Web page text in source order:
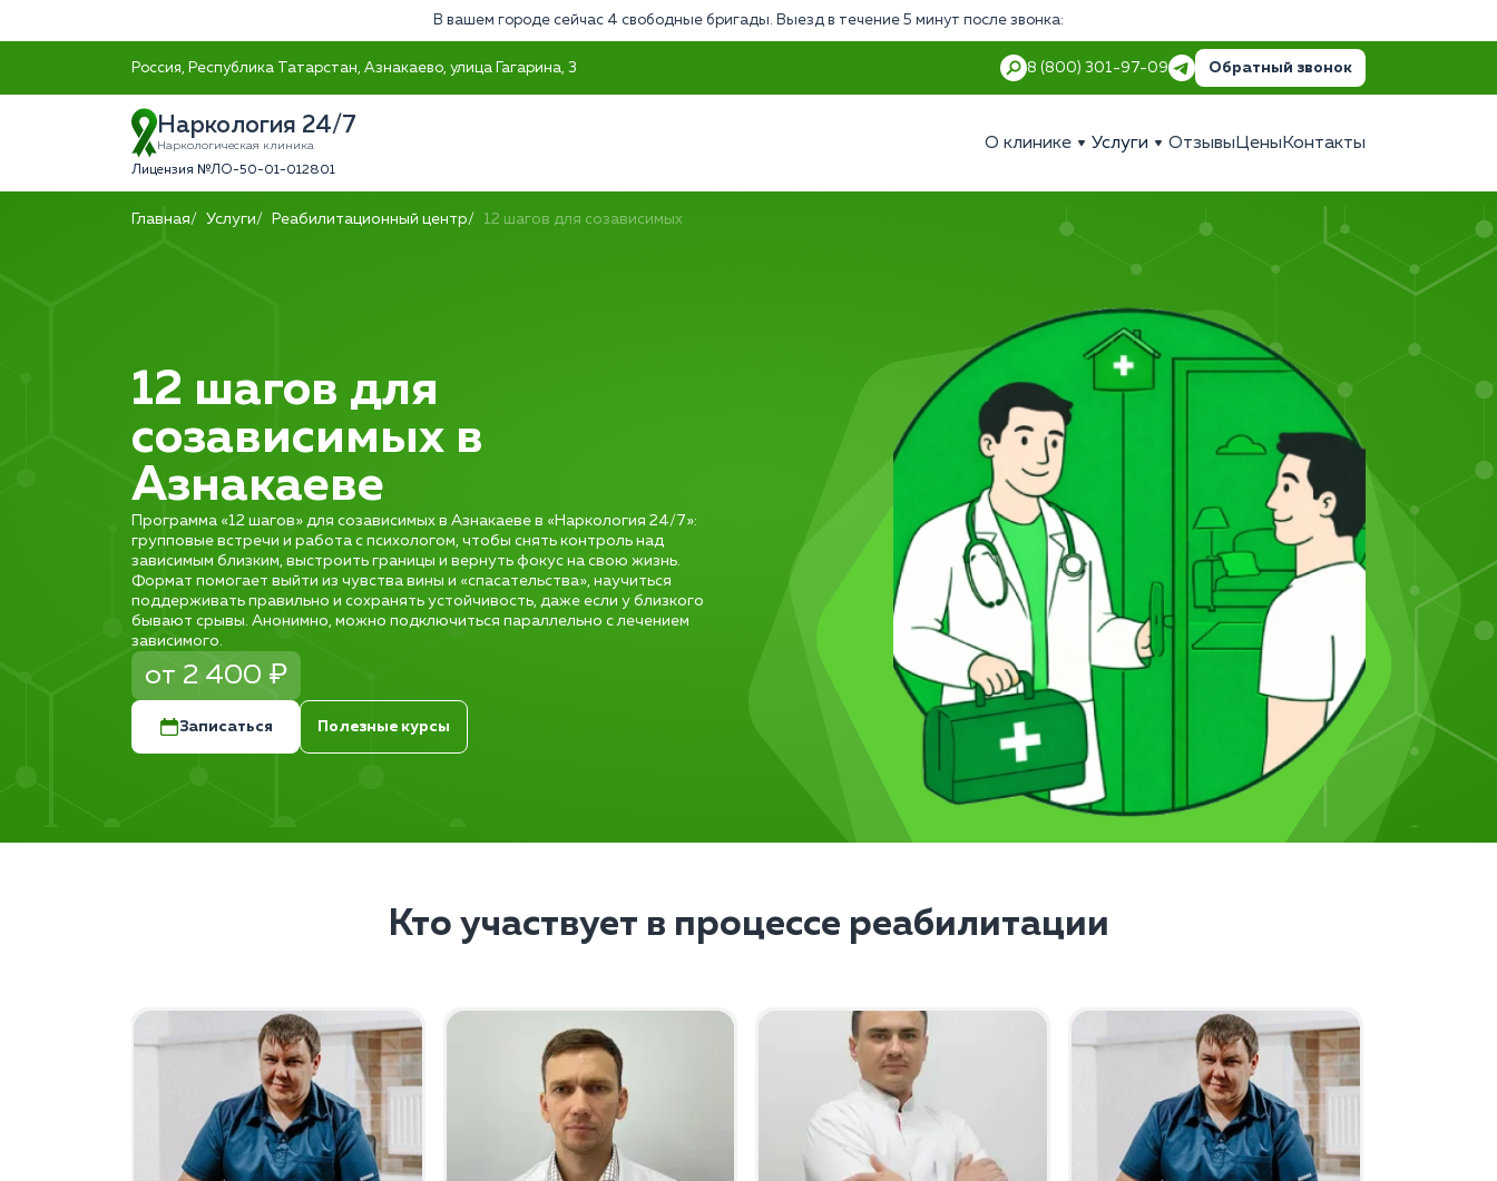
В вашем городе сейчас 4 свободные бригады. Выезд в течение 5 минут после звонка:
Россия, Республика Татарстан, Азнакаево, улица Гагарина, 3 8 (800) 301-97-09 Обратный звонок
Наркология 24/7
Наркологическая клиника
Лицензия №ЛО-50-01-012801
О клинике Услуги Отзывы Цены Контакты
Главная Услуги Реабилитационный центр 12 шагов для созависимых
12 шагов для
созависимых в
Азнакаеве
Программа «12 шагов» для созависимых в Азнакаеве в «Наркология 24/7»:
групповые встречи и работа с психологом, чтобы снять контроль над
зависимым близким, выстроить границы и вернуть фокус на свою жизнь.
Формат помогает выйти из чувства вины и «спасательства», научиться
поддерживать правильно и сохранять устойчивость, даже если у близкого
бывают срывы. Анонимно, можно подключиться параллельно с лечением
зависимого.
от 2 400 ₽
Записаться Полезные курсы
Кто участвует в процессе реабилитации